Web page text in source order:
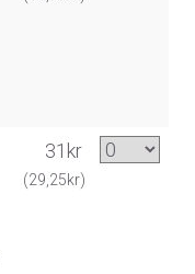
31kr
(29,25kr)